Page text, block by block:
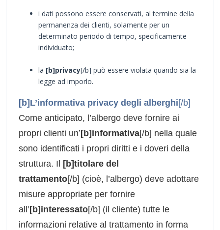
i dati possono essere conservati, al termine della
permanenza dei clienti, solamente per un
determinato periodo di tempo, specificamente
individuato;
la [b]privacy[/b] può essere violata quando sia la
legge ad imporlo.
[b]L’informativa privacy degli alberghi[/b]
Come anticipato, l’albergo deve fornire ai
propri clienti un’[b]informativa[/b] nella quale
sono identificati i propri diritti e i doveri della
struttura. Il [b]titolare del
trattamento[/b] (cioè, l’albergo) deve adottare
misure appropriate per fornire
all’[b]interessato[/b] (il cliente) tutte le
informazioni relative al trattamento in forma